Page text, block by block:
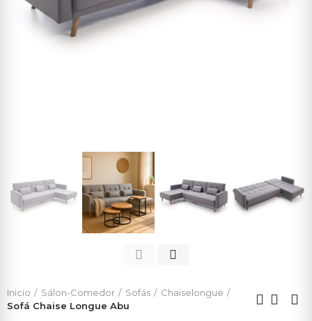
Inicio Sálon-Comedor Sofás
Chaiselongue
Sofá Chaise Longue Abu